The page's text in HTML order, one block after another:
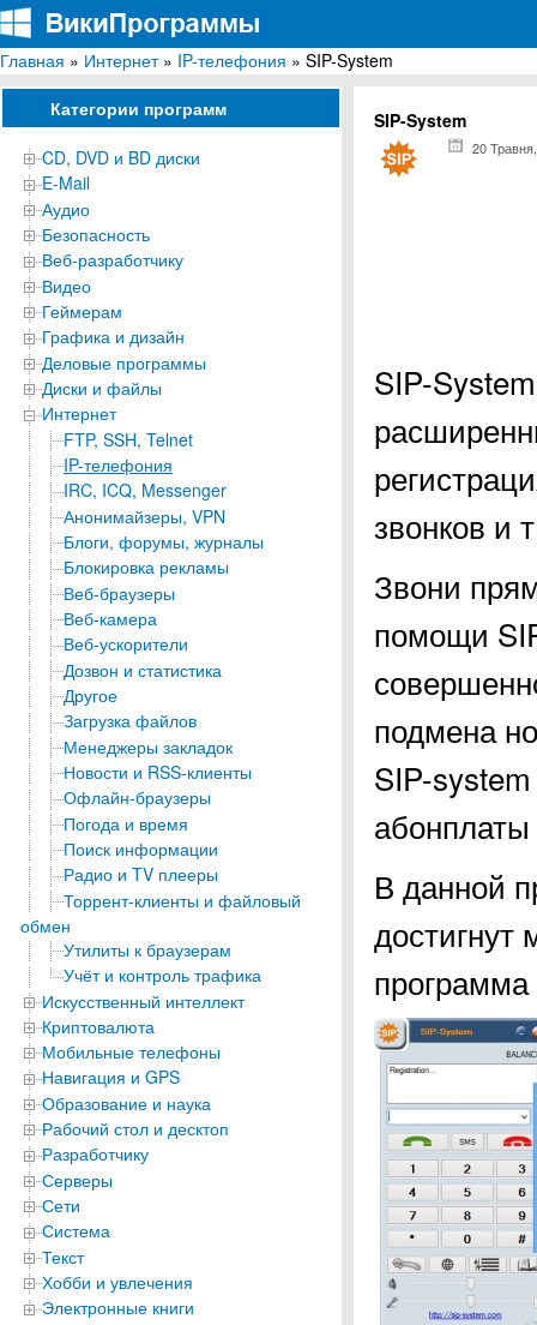
ВикиПрограммы
Энциклопедия бесплатных компьютерных программ для Windows
Главная » Интернет» IP-телефония » SIP-System
Категории программ
CD, DVD и BD диски
E-Mail
Аудио
Безопасность
Веб-разработчику
Видео
Геймерам
Графика и дизайн
Деловые программы
Диски и файлы
Интернет
FTP, SSH, Telnet
IP-телефония
IRC, ICQ, Messenger
Анонимайзеры, VPN
Блоги, форумы, журналы
Блокировка рекламы
Веб-браузеры
Веб-камера
Веб-ускорители
Дозвон и статистика
Другое
Загрузка файлов
Менеджеры закладок
Новости и RSS-клиенты
Офлайн-браузеры
Погода и время
Поиск информации
Радио и TV плееры
Торрент-клиенты и файловый
обмен
Утилиты к браузерам
Учёт и контроль трафика
Искусственный интеллект
Криптовалюта
Мобильные телефоны
Навигация и GPS
Образование и наука
Рабочий стол и десктоп
Разработчику
Серверы
Сети
Система
Текст
Хобби и увлечения
Электронные книги
SIP-System
20
SIP-
звонков и
Звони
помощи
подмена
SIP-
В данной
достигнут